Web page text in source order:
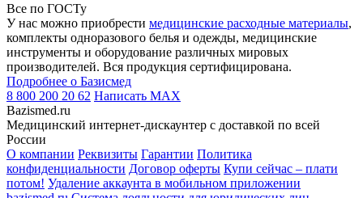
Все по ГОСТу
У нас можно приобрести медицинские расходные материалы,
комплекты одноразового белья и одежды, медицинские
инструменты и оборудование различных мировых
производителей. Вся продукция сертифицирована.
Подробнее о Базисмед
8 800 200 20 62 Написать MAX
Bazismed.ru
Медицинский интернет-дискаунтер с доставкой по всей
России
О компании Реквизиты Гарантии Политика
конфиденциальности Договор оферты Купи сейчас – плати
потом! Удаление аккаунта в мобильном приложении